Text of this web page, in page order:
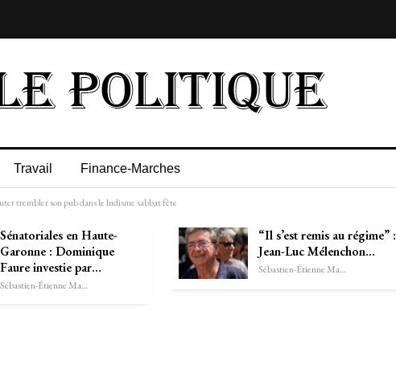
Travail Finance-Marches
trembler son pub dans le ludisme sabbat fête
Sénatoriales en Haute-
Garonne : Dominique
Faure investie par…
Sébastien-Étienne Marechal
“Il s’est remis au régime” :
Jean-Luc Mélenchon…
Sébastien-Étienne Marechal